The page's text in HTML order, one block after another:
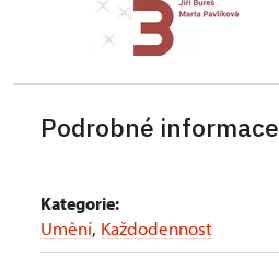
Podrobné informace
Kategorie:
Umění, Každodennost